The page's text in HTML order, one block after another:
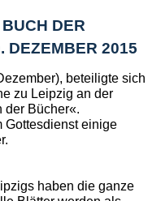
DER
DEZEMBER 2015
beteiligte sich
zu Leipzig an der
der Bücher«.
Gottesdienst einige
haben die ganze